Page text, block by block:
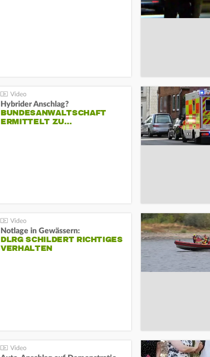
Hybrider Anschlag?
BUNDESANWALTSCHAFT
ERMITTELT ZU…
Notlage in Gewässern:
DLRG SCHILDERT RICHTIGES
VERHALTEN